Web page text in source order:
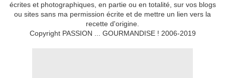
écrites et photographiques, en partie ou en totalité, sur vos blogs
ou sites sans ma permission écrite et de mettre un lien vers la
recette d'origine.
Copyright PASSION ... GOURMANDISE ! 2006-2019